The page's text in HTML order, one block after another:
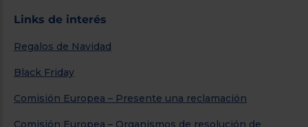
Links de interés
Regalos de Navidad
Black Friday
Comisión Europea – Presente una reclamación
Comisión Europea – Organismos de resolución de